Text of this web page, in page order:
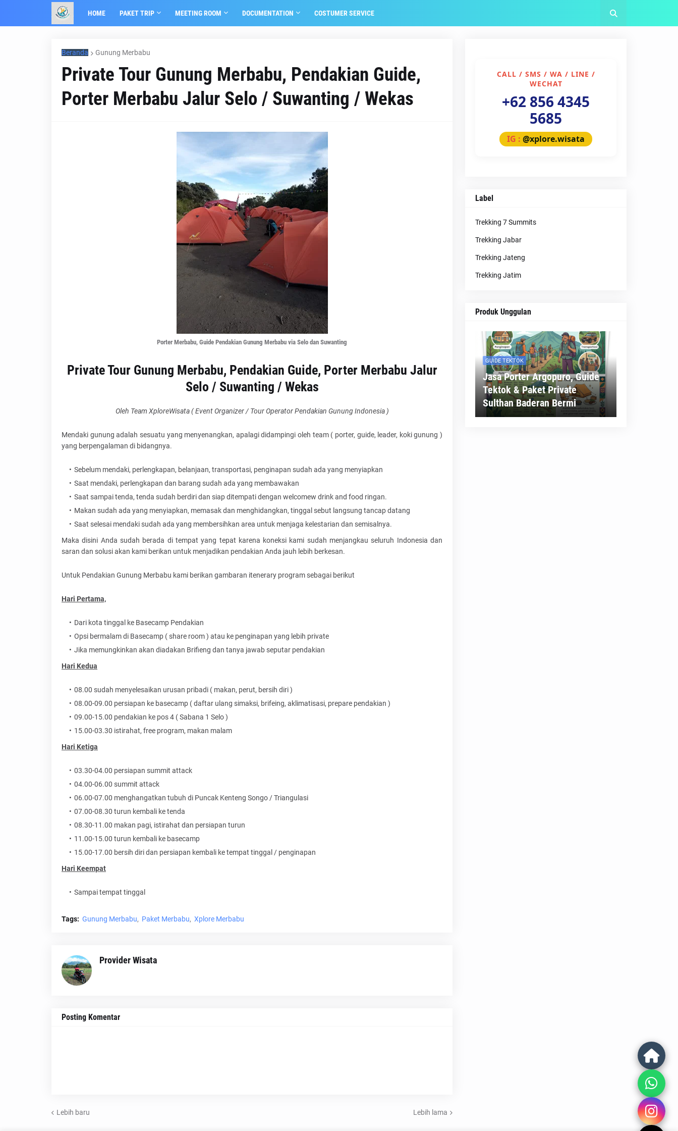
HOME PAKET TRIP MEETING ROOM DOCUMENTATION COSTUMER SERVICE
Beranda Gunung Merbabu
Private Tour Gunung Merbabu, Pendakian Guide,
Porter Merbabu Jalur Selo / Suwanting / Wekas
Porter Merbabu, Guide Pendakian Gunung Merbabu via Selo dan Suwanting
Private Tour Gunung Merbabu, Pendakian Guide, Porter Merbabu Jalur
Selo / Suwanting / Wekas
Oleh Team XploreWisata ( Event Organizer / Tour Operator Pendakian Gunung Indonesia )
Mendaki gunung adalah sesuatu yang menyenangkan, apalagi didampingi oleh team ( porter, guide, leader, koki gunung )
yang berpengalaman di bidangnya.
Sebelum mendaki, perlengkapan, belanjaan, transportasi, penginapan sudah ada yang menyiapkan
Saat mendaki, perlengkapan dan barang sudah ada yang membawakan
Saat sampai tenda, tenda sudah berdiri dan siap ditempati dengan welcomew drink and food ringan.
Makan sudah ada yang menyiapkan, memasak dan menghidangkan, tinggal sebut langsung tancap datang
Saat selesai mendaki sudah ada yang membersihkan area untuk menjaga kelestarian dan semisalnya.
Maka disini Anda sudah berada di tempat yang tepat karena koneksi kami sudah menjangkau seluruh Indonesia dan
saran dan solusi akan kami berikan untuk menjadikan pendakian Anda jauh lebih berkesan.
Untuk Pendakian Gunung Merbabu kami berikan gambaran itenerary program sebagai berikut
Hari Pertama,
Dari kota tinggal ke Basecamp Pendakian
Opsi bermalam di Basecamp ( share room ) atau ke penginapan yang lebih private
Jika memungkinkan akan diadakan Brifieng dan tanya jawab seputar pendakian
Hari Kedua
08.00 sudah menyelesaikan urusan pribadi ( makan, perut, bersih diri )
08.00-09.00 persiapan ke basecamp ( daftar ulang simaksi, brifeing, aklimatisasi, prepare pendakian )
09.00-15.00 pendakian ke pos 4 ( Sabana 1 Selo )
15.00-03.30 istirahat, free program, makan malam
Hari Ketiga
03.30-04.00 persiapan summit attack
04.00-06.00 summit attack
06.00-07.00 menghangatkan tubuh di Puncak Kenteng Songo / Triangulasi
07.00-08.30 turun kembali ke tenda
08.30-11.00 makan pagi, istirahat dan persiapan turun
11.00-15.00 turun kembali ke basecamp
15.00-17.00 bersih diri dan persiapan kembali ke tempat tinggal / penginapan
Hari Keempat
Sampai tempat tinggal
Tags: Gunung Merbabu Paket Merbabu Xplore Merbabu
Provider Wisata
Posting Komentar
Lebih baru Lebih lama
CALL / SMS / WA / LINE /
WECHAT
+62 856 4345
5685
IG : @xplore.wisata
Label
Trekking 7 Summits
Trekking Jabar
Trekking Jateng
Trekking Jatim
Produk Unggulan
GUIDE TEKTOK
Jasa Porter Argopuro, Guide
Tektok & Paket Private
Sulthan Baderan Bermi